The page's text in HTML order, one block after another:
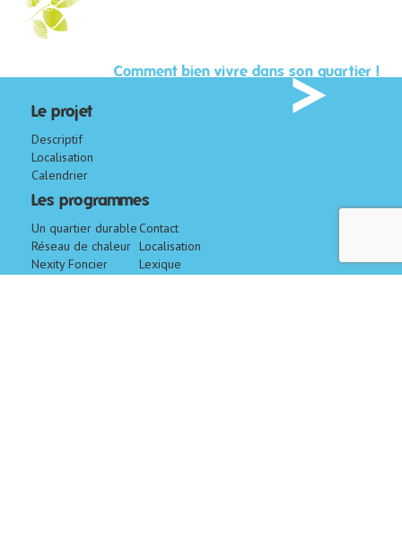
Comment bien vivre dans son quartier !
Le projet
Descriptif
Localisation
Calendrier
Les programmes
Un quartier durableContact
Réseau de chaleur Localisation
Nexity Foncier
Lexique